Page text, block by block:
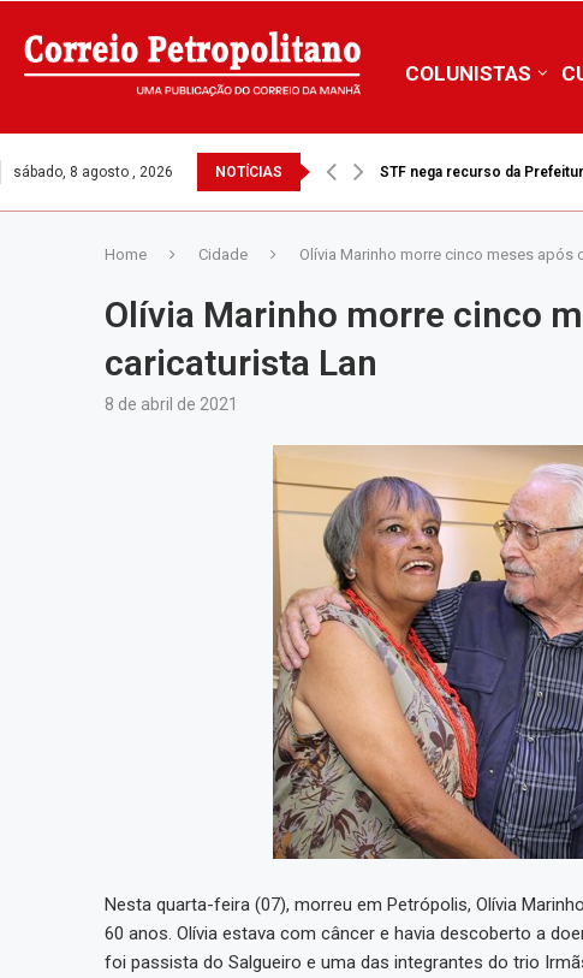
COLUNISTAS
sábado, 8 agosto , 2026 NOTÍCIAS STF nega recurso da
Home Cidade Olívia Marinho morre cinco meses após
Olívia Marinho morre cinco
caricaturista Lan
8 de abril de 2021
Nesta quarta-feira (07), morreu em Petrópolis, Olívia
60 anos. Olívia estava com câncer e havia descoberto a
foi passista do Salgueiro e uma das integrantes do trio